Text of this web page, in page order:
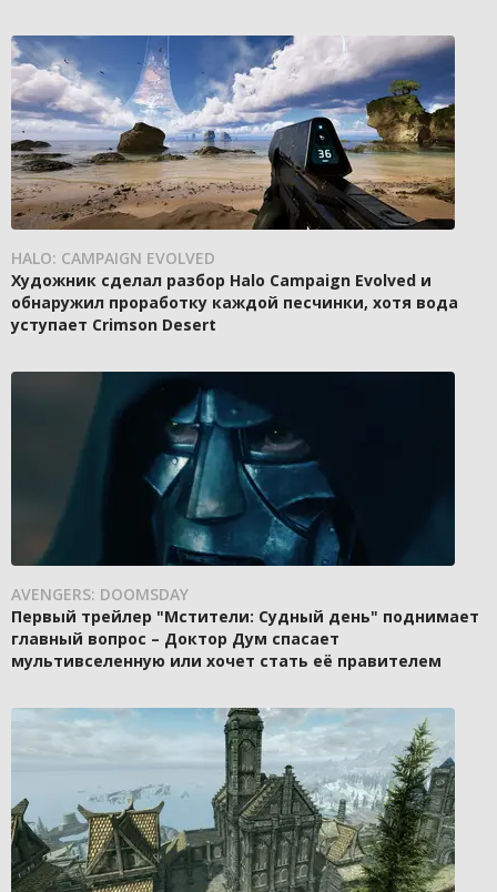
HALO: CAMPAIGN EVOLVED
Художник сделал разбор Halo Campaign Evolved и
обнаружил проработку каждой песчинки, хотя вода
уступает Crimson Desert
AVENGERS: DOOMSDAY
Первый трейлер "Мстители: Судный день" поднимает
главный вопрос – Доктор Дум спасает
мультивселенную или хочет стать её правителем